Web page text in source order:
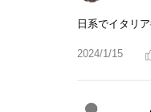
日系でイタリ
2024/1/15